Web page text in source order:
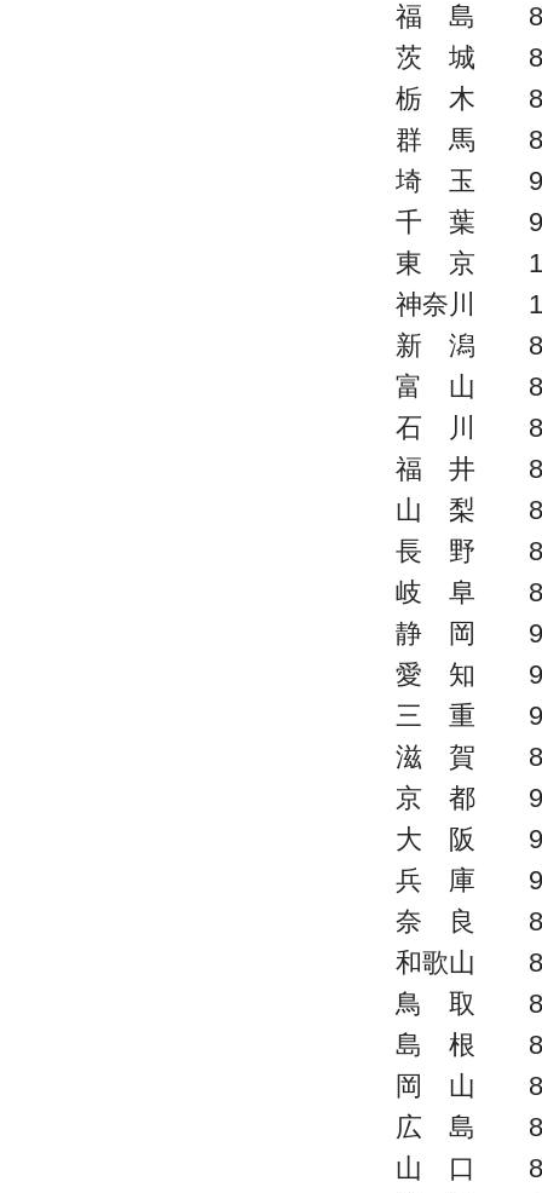
福 島
茨 城
栃 木
群 馬
埼 玉
千 葉
東 京
神奈川
新 潟
富 山
石 川
福 井
山 梨
長 野
岐 阜
静 岡
愛 知
三 重
滋 賀
京 都
大 阪
兵 庫
奈 良
和歌山
鳥 取
島 根
岡 山
広 島
山 口